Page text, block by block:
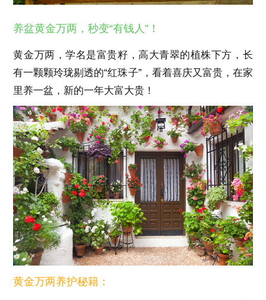
养盆黄金万两，秒变“有钱人”！
黄金万两，学名是富贵籽，高大青翠的植株下方，长
有一颗颗玲珑剔透的“红珠子”，看着喜庆又富贵，在家
里养一盆，新的一年大富大贵！
黄金万两养护秘籍：